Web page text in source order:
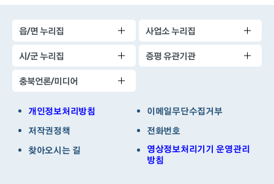
읍/면 누리집
사업소 누리집
시/군 누리집
증평 유관기관
충북언론/미디어
개인정보처리방침
이메일무단수집거부
저작권정책
전화번호
찾아오시는 길
영상정보처리기기 운영관리
방침